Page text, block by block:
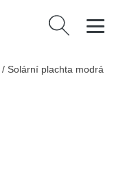
Vyhledávání
/ Solární plachta modrá